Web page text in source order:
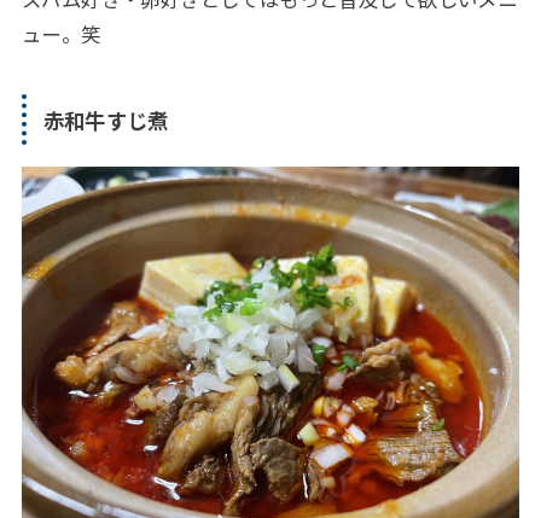
ュー。笑
赤和牛すじ煮